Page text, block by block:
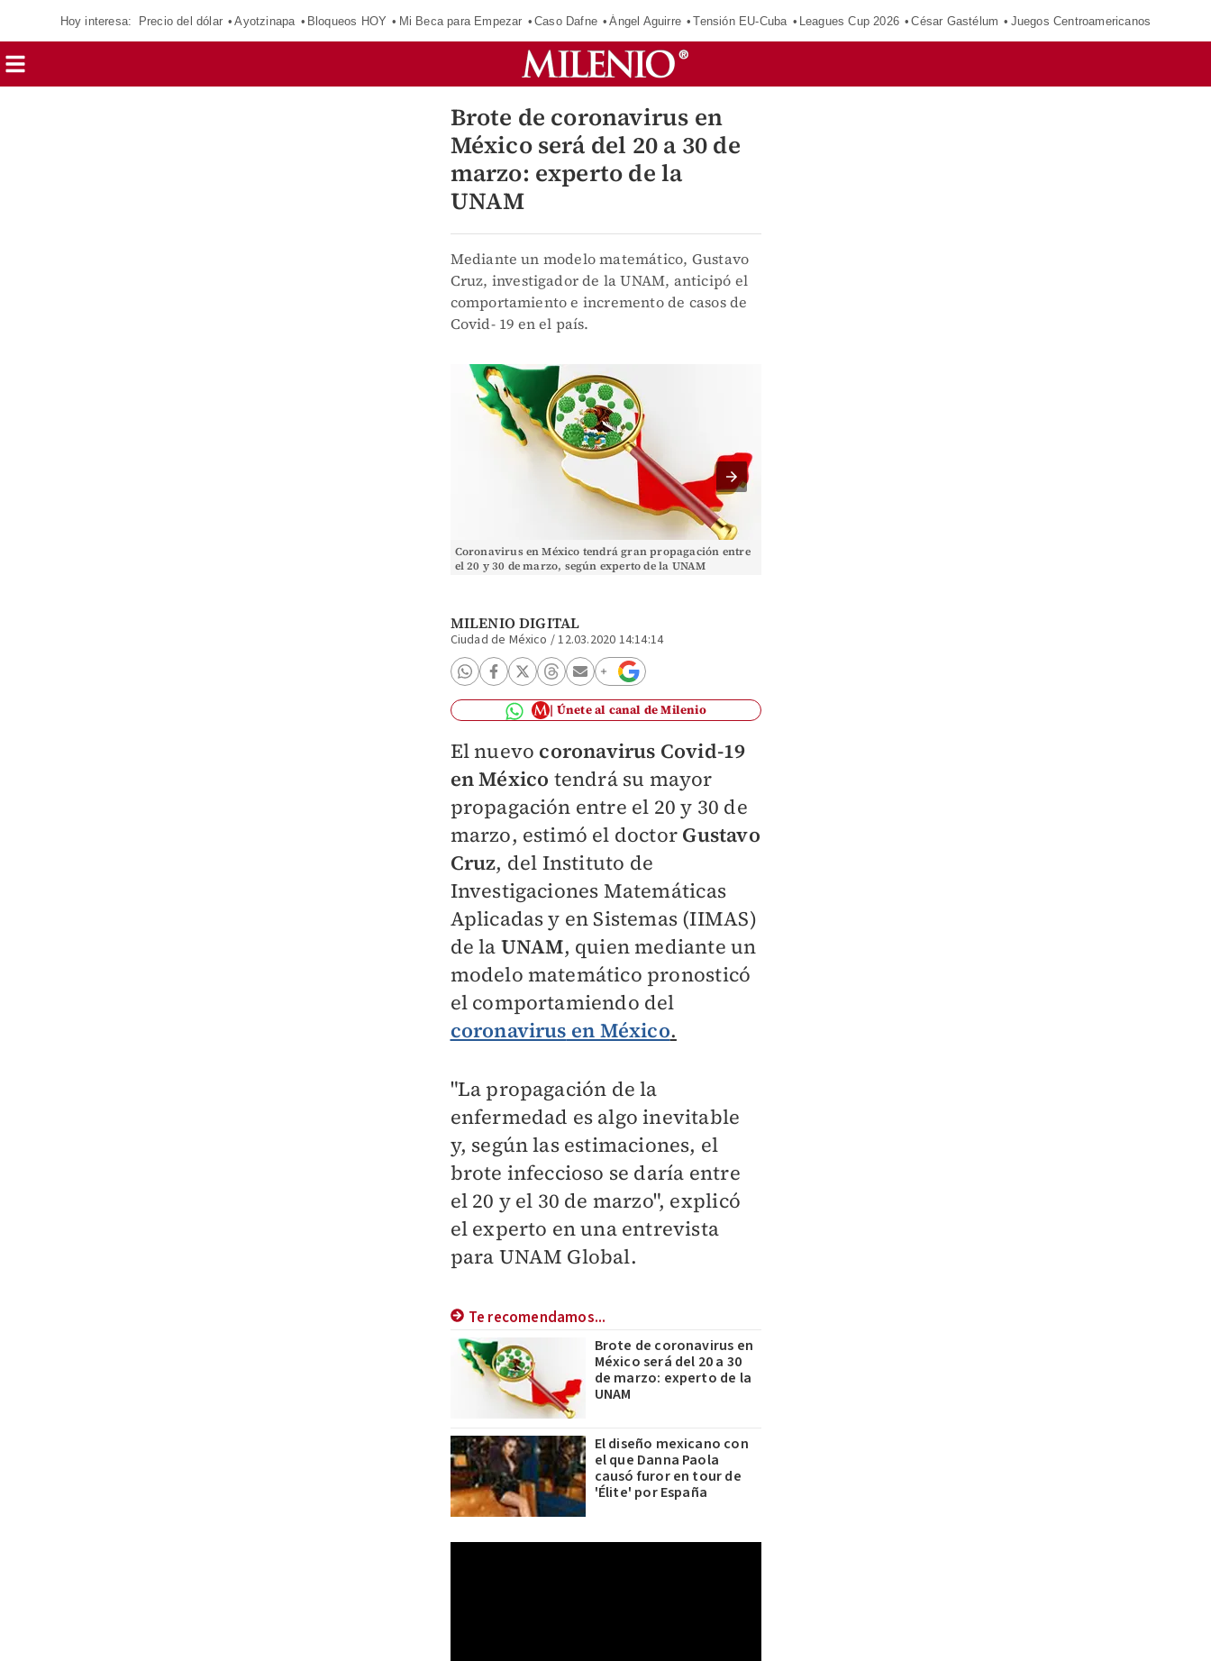
Hoy interesa: Precio del dólar Ayotzinapa Bloqueos HOY Mi Beca para Empezar Caso Dafne Ángel Aguirre Tensión EU-Cuba Leagues Cup 2026 César Gastélum Juegos Centroamericanos
Brote de coronavirus en
México será del 20 a 30 de
marzo: experto de la
UNAM
Mediante un modelo matemático, Gustavo
Cruz, investigador de la UNAM, anticipó el
comportamiento e incremento de casos de
Covid- 19 en el país.
Coronavirus en México tendrá gran propagación entre
el 20 y 30 de marzo, según experto de la UNAM
MILENIO DIGITAL
Ciudad de México /12.03.2020 14:14:14
Únete al canal de Milenio
El nuevo coronavirus Covid-19
en México tendrá su mayor
propagación entre el 20 y 30 de
marzo, estimó el doctor Gustavo
Cruz, del Instituto de
Investigaciones Matemáticas
Aplicadas y en Sistemas (IIMAS)
de la UNAM, quien mediante un
modelo matemático pronosticó
el comportamiendo del
coronavirus en México.
"La propagación de la
enfermedad es algo inevitable
y, según las estimaciones, el
brote infeccioso se daría entre
el 20 y el 30 de marzo", explicó
el experto en una entrevista
para UNAM Global.
Te recomendamos...
Brote de coronavirus en
México será del 20 a 30
de marzo: experto de la
UNAM
El diseño mexicano con
el que Danna Paola
causó furor en tour de
'Élite' por España